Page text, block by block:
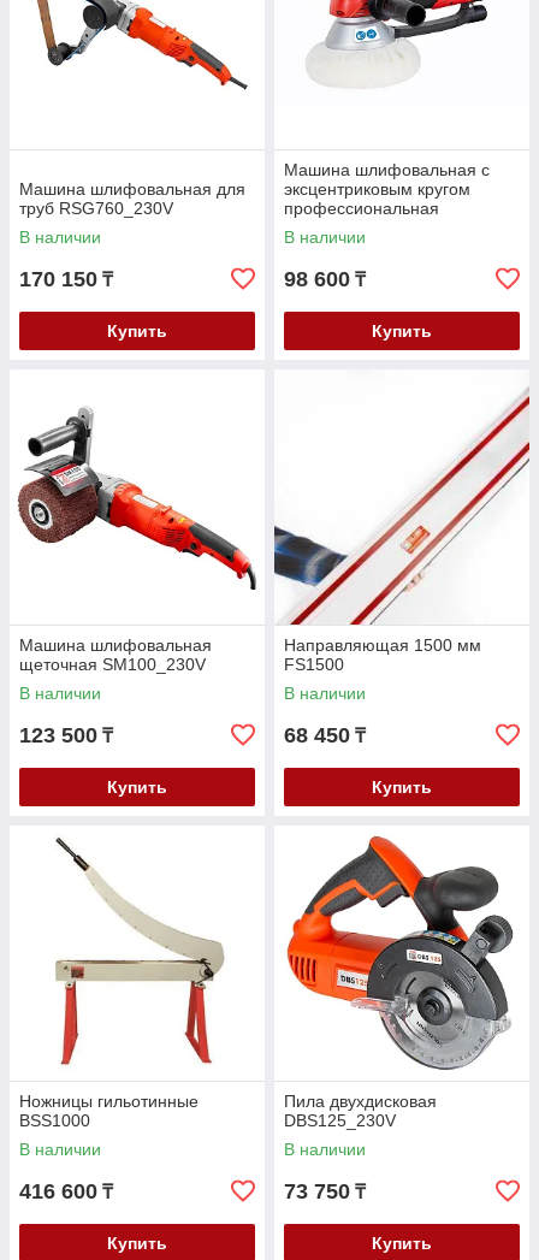
Машина шлифовальная для
труб RSG760_230V
В наличии
170 150 ₸
Купить
Машина шлифовальная с
эксцентриковым кругом
профессиональная
EZS150PRO_230V
В наличии
98 600 ₸
Купить
Машина шлифовальная
щеточная SM100_230V
В наличии
123 500 ₸
Купить
Направляющая 1500 мм
FS1500
В наличии
68 450 ₸
Купить
Ножницы гильотинные
BSS1000
В наличии
416 600 ₸
Купить
Пила двухдисковая
DBS125_230V
В наличии
73 750 ₸
Купить